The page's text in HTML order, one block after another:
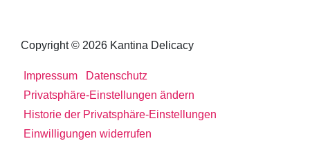
Copyright © 2026 Kantina Delicacy
Impressum
Datenschutz
Privatsphäre-Einstellungen ändern
Historie der Privatsphäre-Einstellungen
Einwilligungen widerrufen